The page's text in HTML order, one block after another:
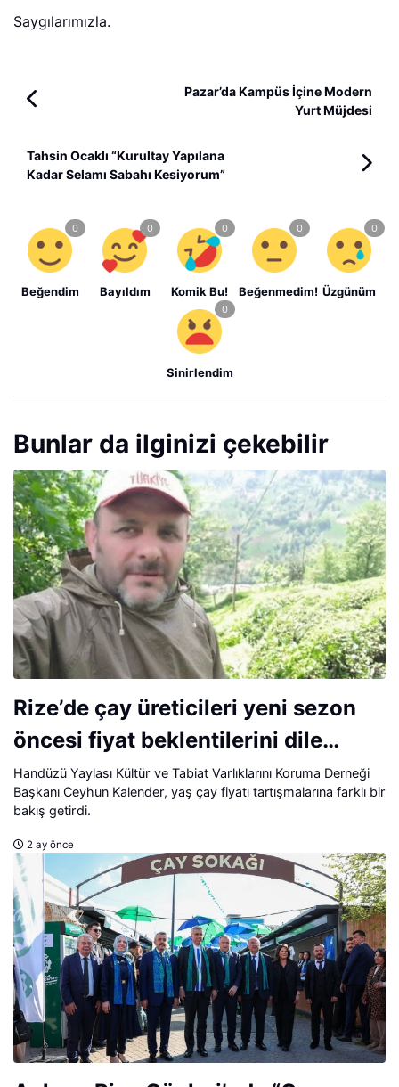
Saygılarımızla.
Pazar’da Kampüs İçine Modern
Yurt Müjdesi
Tahsin Ocaklı “Kurultay Yapılana
Kadar Selamı Sabahı Kesiyorum”
Beğendim Bayıldım Komik Bu! Beğenmedim! Üzgünüm
Sinirlendim
Bunlar da ilginizi çekebilir
Rize’de çay üreticileri yeni sezon
öncesi fiyat beklentilerini dile
getiriyor.
Handüzü Yaylası Kültür ve Tabiat Varlıklarını Koruma Derneği
Başkanı Ceyhun Kalender, yaş çay fiyatı tartışmalarına farklı bir
bakış getirdi.
2 ay önce